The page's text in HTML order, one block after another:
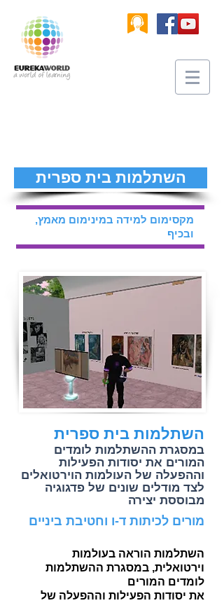
השתלמות בית ספרית
מקסימום למידה במינימום מאמץ,
ובכיף
השתלמות בית ספרית
במסגרת ההשתלמות לומדים
המורים את יסודות הפעילות
וההפעלה של העולמות הוירטואלים
לצד מודלים שונים של פדגוגיה
מבוססת יצירה
השתלמות הוראה בעולמות
וירטואלית, במסגרת ההשתלמות
לומדים המורים
את יסודות הפעילות וההפעלה של
מורים לכיתות ד-ו וחטיבת ביניים